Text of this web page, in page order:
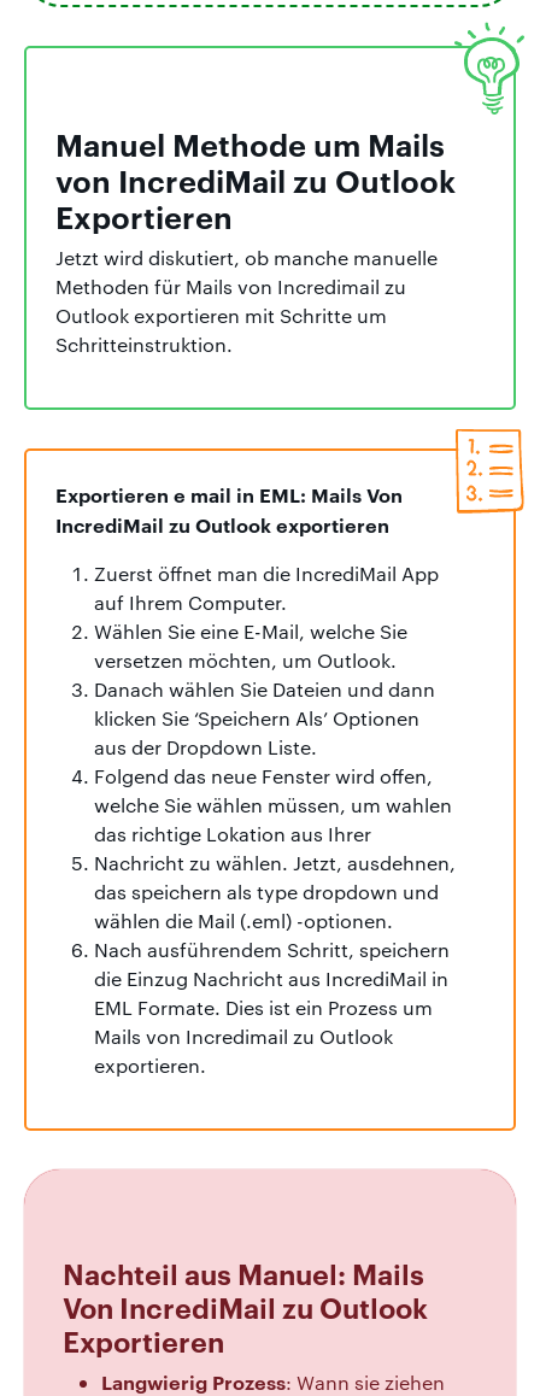
Manuel Methode um Mails
von IncrediMail zu Outlook
Exportieren
Jetzt wird diskutiert, ob manche manuelle
Methoden für Mails von Incredimail zu
Outlook exportieren mit Schritte um
Schritteinstruktion.
Exportieren e mail in EML: Mails Von
IncrediMail zu Outlook exportieren
Zuerst öffnet man die IncrediMail App
auf Ihrem Computer.
Wählen Sie eine E-Mail, welche Sie
versetzen möchten, um Outlook.
Danach wählen Sie Dateien und dann
klicken Sie ‘Speichern Als’ Optionen
aus der Dropdown Liste.
Folgend das neue Fenster wird offen,
welche Sie wählen müssen, um wahlen
das richtige Lokation aus Ihrer
Nachricht zu wählen. Jetzt, ausdehnen,
das speichern als type dropdown und
wählen die Mail (.eml) -optionen.
Nach ausführendem Schritt, speichern
die Einzug Nachricht aus IncrediMail in
EML Formate. Dies ist ein Prozess um
Mails von Incredimail zu Outlook
exportieren.
Nachteil aus Manuel: Mails
Von IncrediMail zu Outlook
Exportieren
Langwierig Prozess: Wann sie ziehen